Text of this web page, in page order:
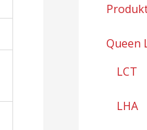
Queen
LCT
LHA